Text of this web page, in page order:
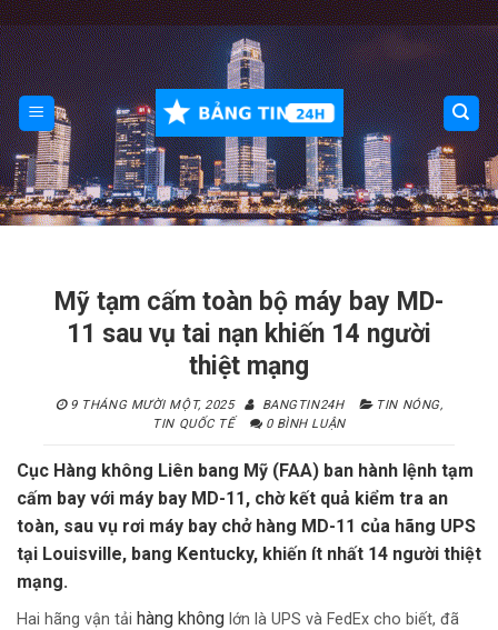
Skip
to
content
Mỹ tạm cấm toàn bộ máy bay MD-
11 sau vụ tai nạn khiến 14 người
thiệt mạng
9 THÁNG MƯỜI MỘT, 2025 BANGTIN24H TIN NÓNG,
TIN QUỐC TẾ
0 BÌNH LUẬN
Cục Hàng không Liên bang Mỹ (FAA) ban hành lệnh tạm
cấm bay với máy bay MD-11, chờ kết quả kiểm tra an
toàn, sau vụ rơi máy bay chở hàng MD-11 của hãng UPS
tại Louisville, bang Kentucky, khiến ít nhất 14 người thiệt
mạng.
Hai hãng vận tải hàng không lớn là UPS và FedEx cho biết, đã